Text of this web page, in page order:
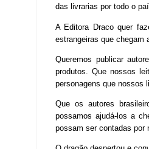
das livrarias por todo o
A Editora Draco quer
estrangeiras que chegam
Queremos publicar
produtos. Que nossos
personagens que nossos
Que os autores
possamos ajudá-los a
possam ser contadas por